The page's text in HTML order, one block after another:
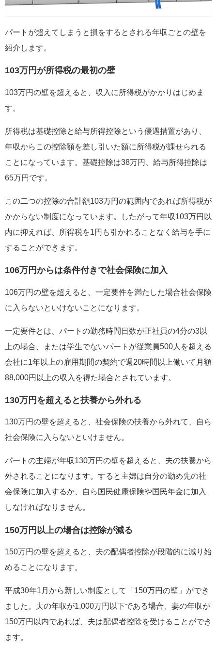
パートが超えてしまうと損をするとされる年収ごとの壁を
紹介します。
103万円が所得税の最初の壁
103万円の壁を超えると、収入に所得税がかかりはじめま
す。
所得税は基礎控除と給与所得控除という優遇措置があり、
年収からこの控除額を差し引いた額に所得税が課せられる
ことになっています。基礎控除は38万円、給与所得控除は
65万円です。
この二つの控除の合計額103万円の範囲内であれば所得税が
かからない制度になっています。したがって年収103万円以
内に抑えれば、所得税を1円も引かれることなく給与を手に
することができます。
106万円からは条件付きで社会保険に加入
106万円の壁を超えると、一定要件を満たした場合社会保険
に入らないといけないことになります。
一定要件とは、パートの勤務時間日数が正社員の4分の3以
上の場合、または学生でないパートが従業員500人を超える
会社に1年以上の雇用期間の契約で週20時間以上働いて月額
88,000円以上の収入を得た場合とされています。
130万円を超えると扶養から外れる
130万円の壁を超えると、社会保険の扶養から外れて、自ら
社会保険に入らないといけません。
パートの主婦が年収130万円の壁を超えると、夫の扶養から
外されることになります。すると主婦は自分の勤め先の社
会保険に加入するか、自ら国民健康保険や国民年金に加入
しなければなりません。
150万円以上の場合は控除が減る
150万円の壁を超えると、夫の配偶者控除が段階的に減り始
めることになります。
平成30年1月から新しい制度として「150万円の壁」ができ
ました。夫の年収が1,000万円以下である場合、妻の年収が
150万円以内であれば、夫は配偶者控除を受けることができ
ます。